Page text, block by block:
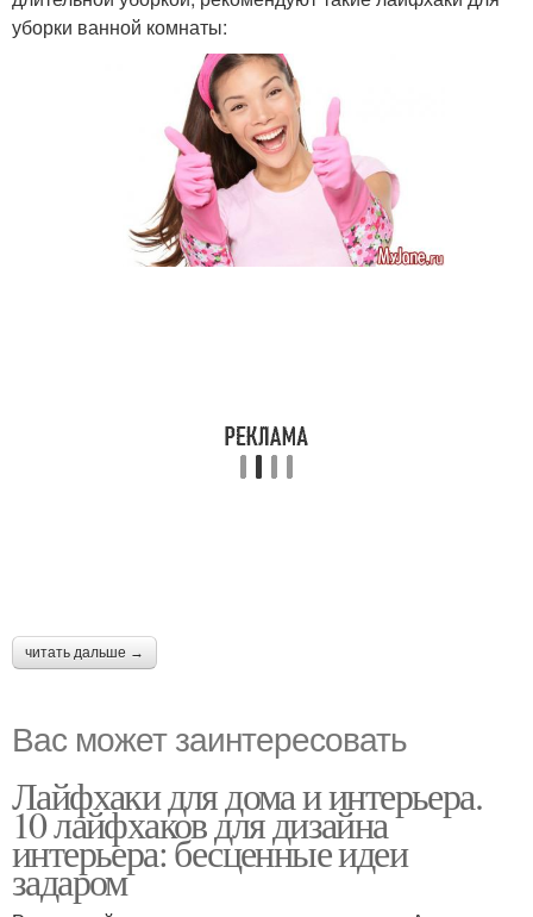
уборки ванной комнаты:
читать дальше →
Вас может заинтересовать
Лайфхаки для дома и интерьера.
10 лайфхаков для дизайна
интерьера: бесценные идеи
задаром